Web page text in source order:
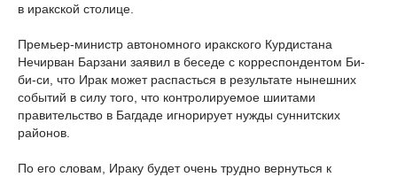
в иракской столице.
Премьер-министр автономного иракского Курдистана
Нечирван Барзани заявил в беседе с корреспондентом Би-
би-си, что Ирак может распасться в результате нынешних
событий в силу того, что контролируемое шиитами
правительство в Багдаде игнорирует нужды суннитских
районов.
По его словам, Ираку будет очень трудно вернуться к